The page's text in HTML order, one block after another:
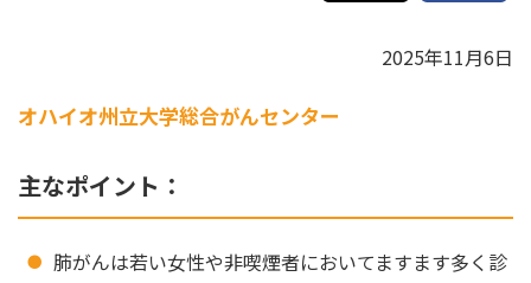
2025年11月6日
オハイオ州立大学総合がんセンター
主なポイント：
肺がんは若い女性や非喫煙者においてますます多く診